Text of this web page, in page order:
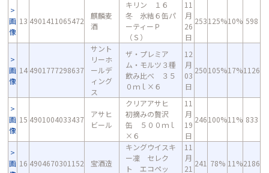
画
像
13 4901411065472
麒麟麦
酒
キリン １６
冬 氷結６缶パ
ーティーＰ
（Ｓ）
11
月
26
日
253125%10% 598
画
像
14 4901777298637
サント
リーホ
ールデ
ィング
ス
ザ・プレミア
ム・モルツ３種
飲み比べ ３５
０ｍｌ×６
12
月
03
日
250105%17%1126
画
像
15 4901004033437
アサヒ
ビール
クリアアサヒ
初摘みの贅沢
缶 ５００ｍｌ
×６
11
月
19
日
246100%11% 833
画 16 4904670301152 宝酒造
キングウイスキ
ー凜 セレク
ト エコペッ
11
月
21
241 78% 11%2186